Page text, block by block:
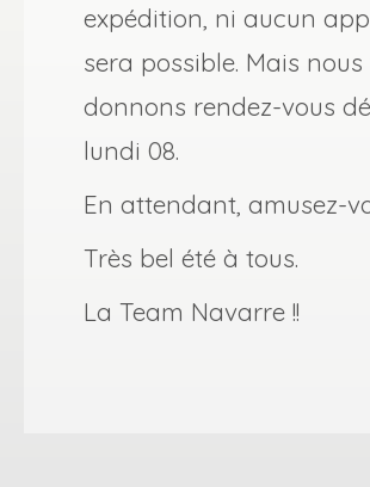
expédition, ni aucun
sera possible. Mais nous
donnons rendez-vous
lundi 08.
En attendant, amusez-
Très bel été à tous.
La Team Navarre !!